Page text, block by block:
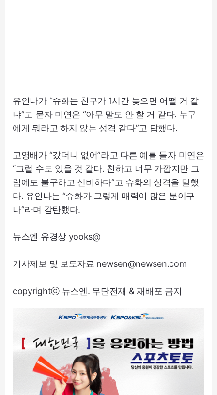
유인나가 “슈화는 친구가 1시간 늦으면 어떨 거 같
냐”고 묻자 미연은 “아무 말도 안 할 거 같다. 누구
에게 뭐라고 하지 않는 성격 같다”고 답했다.
고영배가 “갔더니 없어”라고 다른 예를 들자 미연은
“그럴 수도 있을 것 같다. 친하고 너무 가깝지만 그
럼에도 불구하고 신비하다”고 슈화의 성격을 말했
다. 유인나는 “슈화가 그렇게 매력이 많은 분이구
나”라며 감탄했다.
뉴스엔 유경상 yooks@
기사제보 및 보도자료 newsen@newsen.com
copyrightⓒ 뉴스엔. 무단전재 & 재배포 금지